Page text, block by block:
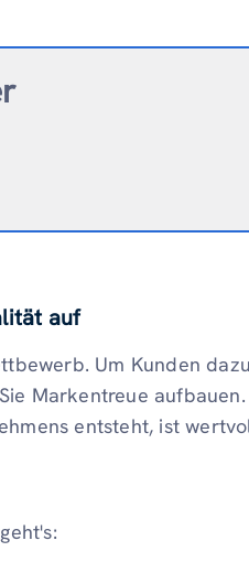
auf
Um Kunden
Markentreue
entsteht, ist